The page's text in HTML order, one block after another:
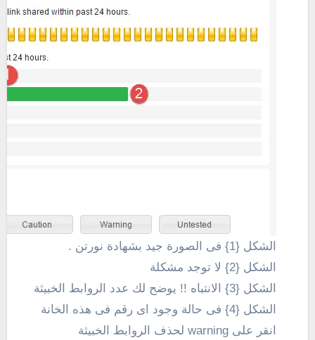
الشكل {1} فى الصورة جيد بشهادة نورتن .
الشكل {2} لا توجد مشكلة
الشكل {3} الانتباه !! يوضح لك عدد الروابط الخبيثة
الشكل {4} فى حالة وجود اى رقم فى هذه الخانة
انقر على warning لحذف الروابط الخبيثة